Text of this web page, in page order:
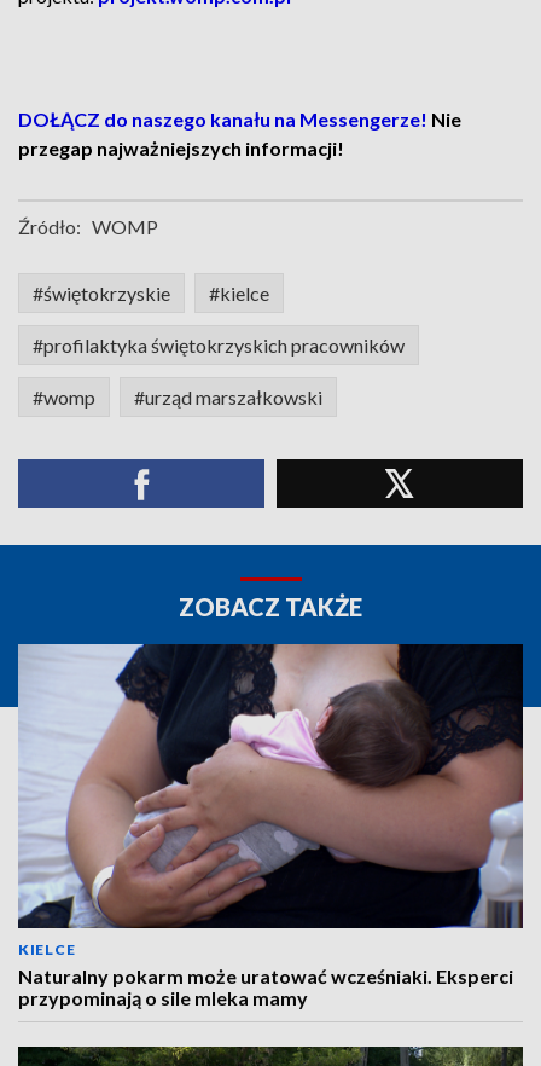
DOŁĄCZ do naszego kanału na Messengerze! Nie
przegap najważniejszych informacji!
Źródło: WOMP
#świętokrzyskie #kielce
#profilaktyka świętokrzyskich pracowników
#womp #urząd marszałkowski
ZOBACZ TAKŻE
KIELCE
Naturalny pokarm może uratować wcześniaki. Eksperci
przypominają o sile mleka mamy